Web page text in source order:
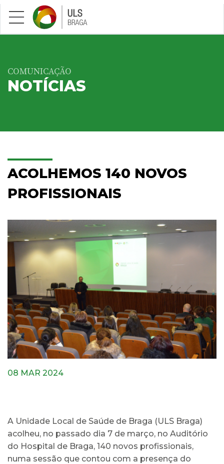
Saltar para conteúdo principal
COMUNICAÇÃO
NOTÍCIAS
ACOLHEMOS 140 NOVOS
PROFISSIONAIS
08 MAR 2024
A Unidade Local de Saúde de Braga (ULS Braga)
acolheu, no passado dia 7 de março, no Auditório
do Hospital de Braga, 140 novos profissionais,
numa sessão que contou com a presença do